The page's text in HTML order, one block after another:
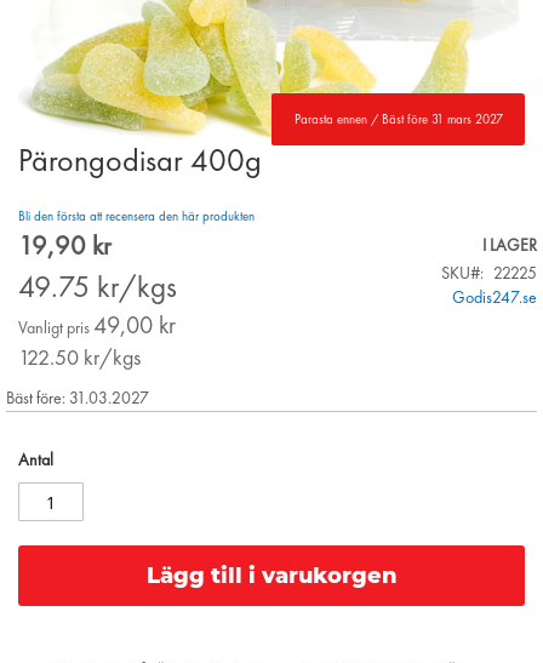
Parasta ennen / Bäst före 31 mars 2027
Skip
of
the
images
gallery
Pärongodisar 400g
Bli den första att recensera den här produkten
Special
19,90 kr
49.75 kr/kgs
Vanligt pris 49,00 kr
122.50 kr/kgs
I LAGER
SKU
22225
Godis247.se
Bäst före: 31.03.2027
Antal
Lägg till i varukorgen